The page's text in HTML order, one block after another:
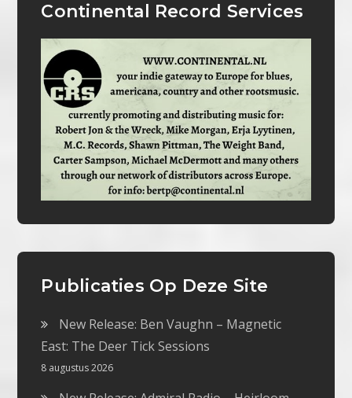
Continental Record Services
Publicaties Op Deze Site
New Release: Ben Vaughn – Magnetic
East: The Deer Tick Sessions
8 augustus 2026